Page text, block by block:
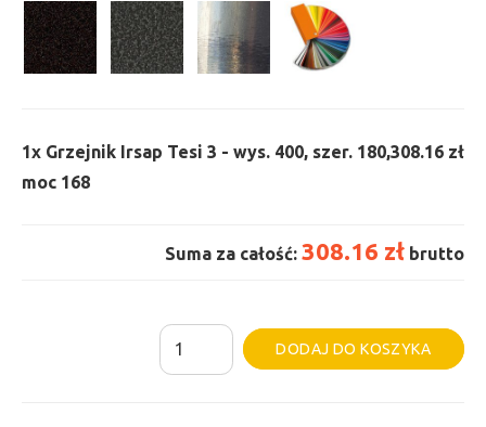
1x Grzejnik Irsap Tesi 3 - wys. 400, szer. 180,
moc 168
308.16 zł
Suma za całość: 308.16 zł brutto
ilość
Grzejnik
DODAJ DO KOSZYKA